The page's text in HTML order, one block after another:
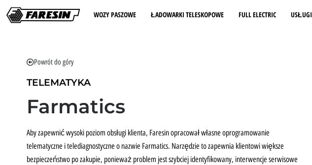
WOZY PASZOWE ŁADOWARKI TELESKOPOWE FULL ELECTRIC USŁUGI
Powrót do góry
TELEMATYKA
Farmatics
Aby zapewnić wysoki poziom obsługi klienta, Faresin opracował własne oprogramowanie
telematyczne i telediagnostyczne o nazwie Farmatics. Narzędzie to zapewnia klientowi większe
bezpieczeństwo po zakupie, ponieważ problem jest szybciej identyfikowany, interwencje serwisowe